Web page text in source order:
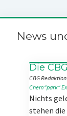
News
Die
CBG Redaktion
Chem“park“
Nichts
stehen die